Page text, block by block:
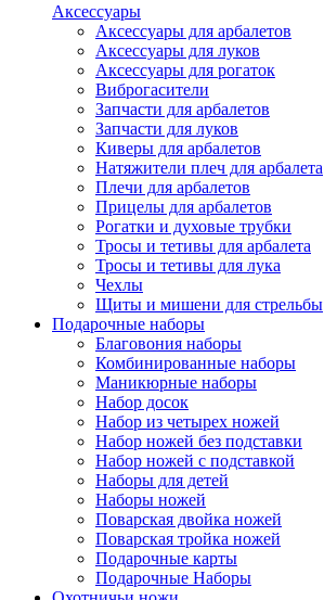
Аксессуары
Аксессуары для арбалетов
Аксессуары для луков
Аксессуары для рогаток
Виброгасители
Запчасти для арбалетов
Запчасти для луков
Киверы для арбалетов
Натяжители плеч для арбалета
Плечи для арбалетов
Прицелы для арбалетов
Рогатки и духовые трубки
Тросы и тетивы для арбалета
Тросы и тетивы для лука
Чехлы
Щиты и мишени для стрельбы
Подарочные наборы
Благовония наборы
Комбинированные наборы
Маникюрные наборы
Набор досок
Набор из четырех ножей
Набор ножей без подставки
Набор ножей с подставкой
Наборы для детей
Наборы ножей
Поварская двойка ножей
Поварская тройка ножей
Подарочные карты
Подарочные Наборы